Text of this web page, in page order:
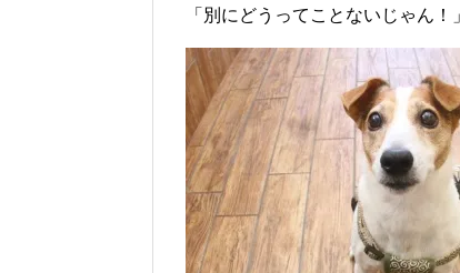
「別にどうってことないじゃん！